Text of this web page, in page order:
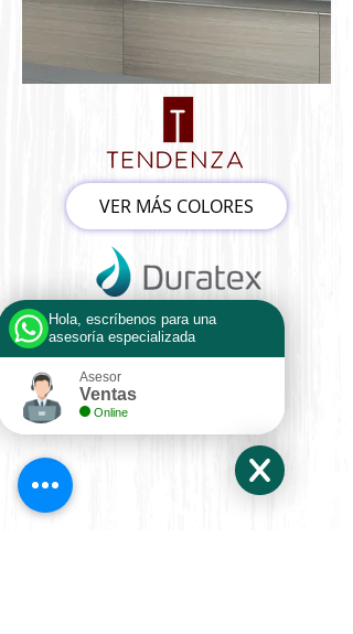
VER MÁS COLORES
Hola, escríbenos para una
asesoría especializada
Asesor
Ventas
Online